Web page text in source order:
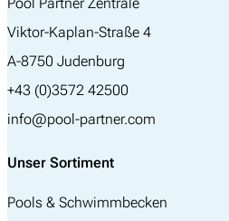
Viktor-Kaplan-Straße 4
A-8750 Judenburg
+43 (0)3572 42500
info@pool-partner.com
Unser Sortiment
Pools & Schwimmbecken